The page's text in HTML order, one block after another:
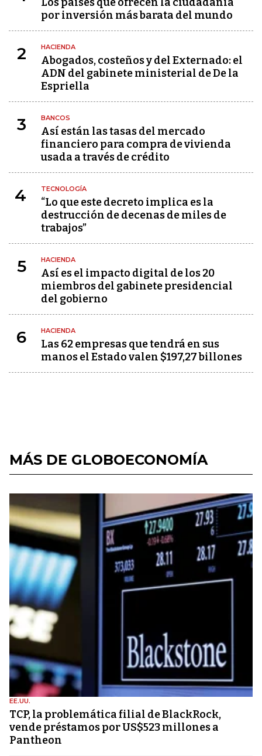
por inversión más barata del mundo
2 HACIENDA
Abogados, costeños y del Externado: el
ADN del gabinete ministerial de De la
Espriella
3 BANCOS
Así están las tasas del mercado
financiero para compra de vivienda
usada a través de crédito
4 TECNOLOGÍA
“Lo que este decreto implica es la
destrucción de decenas de miles de
trabajos”
5 HACIENDA
Así es el impacto digital de los 20
miembros del gabinete presidencial
del gobierno
6 HACIENDA
Las 62 empresas que tendrá en sus
manos el Estado valen $197,27 billones
MÁS DE GLOBOECONOMÍA
EE.UU.
TCP, la problemática filial de BlackRock,
vende préstamos por US$523 millones a
Pantheon